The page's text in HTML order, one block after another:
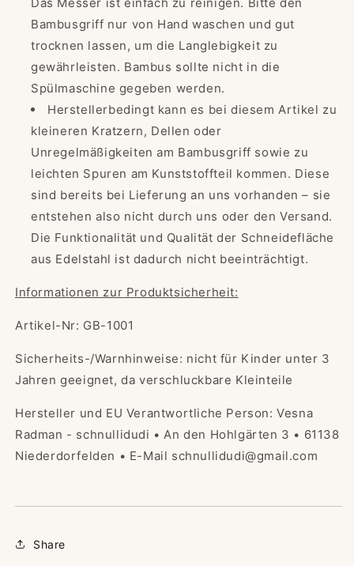
Das Messer ist einfach zu reinigen. Bitte den
Bambusgriff nur von Hand waschen und gut
trocknen lassen, um die Langlebigkeit zu
gewährleisten. Bambus sollte nicht in die
Spülmaschine gegeben werden.
Herstellerbedingt kann es bei diesem Artikel zu
kleineren Kratzern, Dellen oder
Unregelmäßigkeiten am Bambusgriff sowie zu
leichten Spuren am Kunststoffteil kommen. Diese
sind bereits bei Lieferung an uns vorhanden – sie
entstehen also nicht durch uns oder den Versand.
Die Funktionalität und Qualität der Schneidefläche
aus Edelstahl ist dadurch nicht beeinträchtigt.
Informationen zur Produktsicherheit:
Artikel-Nr: GB-1001
Sicherheits-/Warnhinweise: nicht für Kinder unter 3
Jahren geeignet, da verschluckbare Kleinteile
Hersteller und EU Verantwortliche Person: Vesna
Radman - schnullidudi • An den Hohlgärten 3 • 61138
Niederdorfelden • E-Mail schnullidudi@gmail.com
Share